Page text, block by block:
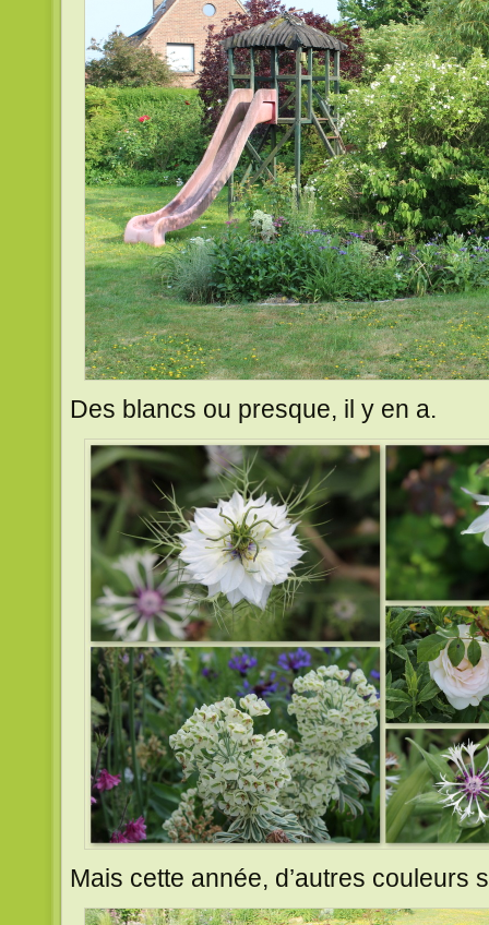
Des blancs ou presque, il y en a.
Mais cette année, d’autres couleurs